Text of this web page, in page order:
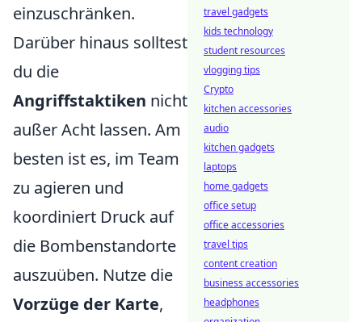
einzuschränken.
Darüber hinaus solltest
du die
Angriffstaktiken nicht
außer Acht lassen. Am
besten ist es, im Team
zu agieren und
koordiniert Druck auf
die Bombenstandorte
auszuüben. Nutze die
Vorzüge der Karte,
travel gadgets
kids technology
student resources
vlogging tips
Crypto
kitchen accessories
audio
kitchen gadgets
laptops
home gadgets
office setup
office accessories
travel tips
content creation
business accessories
headphones